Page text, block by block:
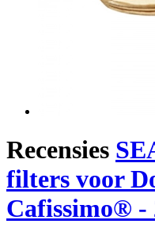
Recensies
filters voor
Cafissimo® -